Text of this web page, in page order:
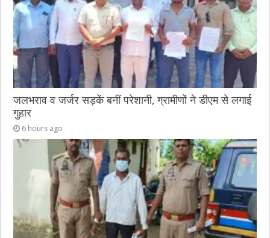
जलभराव व जर्जर सड़कें बनीं परेशानी, ग्रामीणों ने डीएम से लगाई
गुहार
6 hours ago